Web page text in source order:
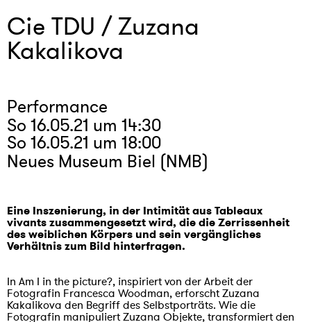
Cie TDU / Zuzana
Kakalikova
Performance
So 16.05.21 um 14:30
So 16.05.21 um 18:00
Neues Museum Biel (NMB)
Eine Inszenierung, in der Intimität aus Tableaux
vivants zusammengesetzt wird, die die Zerrissenheit
des weiblichen Körpers und sein vergängliches
Verhältnis zum Bild hinterfragen.
In Am I in the picture?, inspiriert von der Arbeit der
Fotografin Francesca Woodman, erforscht Zuzana
Kakalikova den Begriff des Selbstporträts. Wie die
Fotografin manipuliert Zuzana Objekte, transformiert den